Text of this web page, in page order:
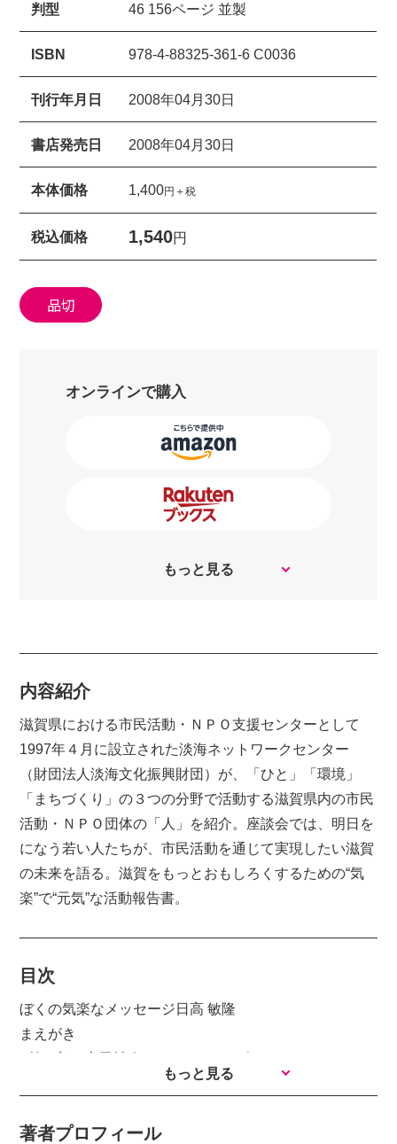
オンラインで購入
もっと見る
判型 46 156ページ 並製
ISBN 978-4-88325-361-6 C0036
刊行年月日 2008年04月30日
書店発売日 2008年04月30日
本体価格 1,400円＋税
税込価格 1,540円
品切
内容紹介
滋賀県における市民活動・ＮＰＯ支援センターとして
1997年４月に設立された淡海ネットワークセンター
（財団法人淡海文化振興財団）が、「ひと」「環境」
「まちづくり」の３つの分野で活動する滋賀県内の市民
活動・ＮＰＯ団体の「人」を紹介。座談会では、明日を
になう若い人たちが、市民活動を通じて実現したい滋賀
の未来を語る。滋賀をもっとおもしろくするための“気
楽”で“元気”な活動報告書。
目次
ぼくの気楽なメッセージ日高 敏隆
まえがき
地域で暮らす、地域が育てる
ークセンター天気村
もっと見る
著者プロフィール